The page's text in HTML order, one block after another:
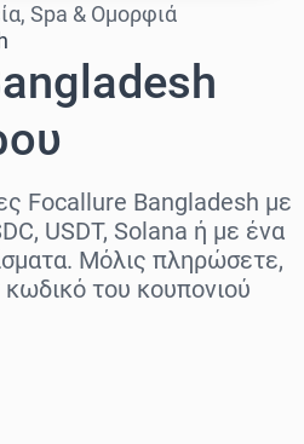
Spa & Ομορφιά
Focallure Bangladesh με
USDT, Solana ή με ένα
Μόλις πληρώσετε,
του κουπονιού